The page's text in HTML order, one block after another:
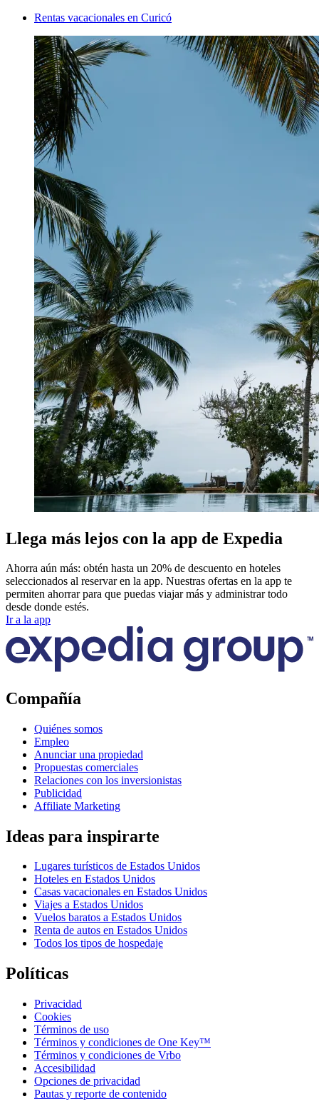
Rentas vacacionales en Curicó
Llega más lejos con la app de Expedia
Ahorra aún más: obtén hasta un 20% de descuento en hoteles
seleccionados al reservar en la app. Nuestras ofertas en la app te
permiten ahorrar para que puedas viajar más y administrar todo
desde donde estés.
Ir a la app
Compañía
Quiénes somos
Empleo
Anunciar una propiedad
Propuestas comerciales
Relaciones con los inversionistas
Publicidad
Affiliate Marketing
Ideas para inspirarte
Lugares turísticos de Estados Unidos
Hoteles en Estados Unidos
Casas vacacionales en Estados Unidos
Viajes a Estados Unidos
Vuelos baratos a Estados Unidos
Renta de autos en Estados Unidos
Todos los tipos de hospedaje
Políticas
Privacidad
Cookies
Términos de uso
Términos y condiciones de One Key™
Términos y condiciones de Vrbo
Accesibilidad
Opciones de privacidad
Pautas y reporte de contenido